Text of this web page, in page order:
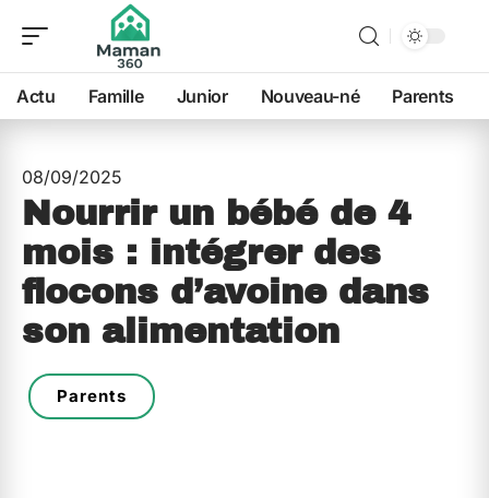
Actu Famille Junior Nouveau-né Parents
08/09/2025
Nourrir un bébé de 4
mois : intégrer des
flocons d’avoine dans
son alimentation
Parents